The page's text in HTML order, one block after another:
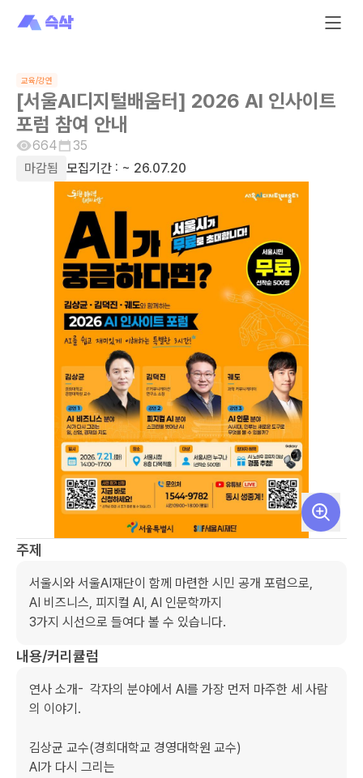
교육/강연
[서울AI디지털배움터] 2026 AI 인사이트
포럼 참여 안내
664
35
마감됨
모집기간 : ~ 26.07.20
주제
서울시와 서울AI재단이 함께 마련한 시민 공개 포럼으로,
AI 비즈니스, 피지컬 AI, AI 인문학까지
3가지 시선으로 들여다 볼 수 있습니다.
내용/커리큘럼
연사 소개-  각자의 분야에서 AI를 가장 먼저 마주한 세 사람
의 이야기.
김상균 교수(경희대학교 경영대학원 교수)
AI가 다시 그리는